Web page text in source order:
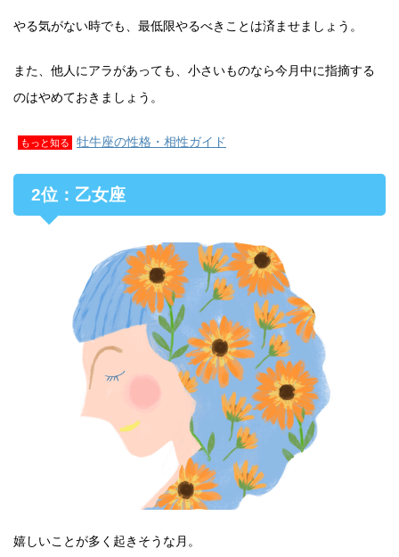
やる気がない時でも、最低限やるべきことは済ませましょう。
また、他人にアラがあっても、小さいものなら今月中に指摘する
のはやめておきましょう。
もっと知る 牡牛座の性格・相性ガイド
2位：乙女座
嬉しいことが多く起きそうな月。